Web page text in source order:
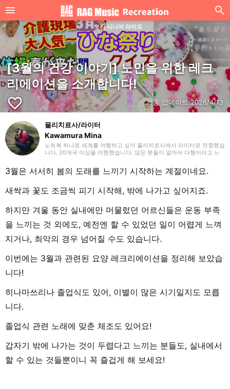
멋진 시니어 라이프
[3월의 건강 이야기] 노인을 위한 레크
리에이션을 소개합니다!
favorite_border 최종 업데이트:2026/4/13
물리치료사/라이터
Kawamura Mina
노트북 하나로 세계를 여행하고 싶어 물리치료사에서 라이터로 전향했습
니다. 20개국 이상을 여행했습니다. 많은 분들이 알아서 다행이라고 느
3월은 서서히 봄의 도래를 느끼기 시작하는 계절이네요.
새싹과 꽃도 조금씩 피기 시작해, 밖에 나가고 싶어지죠.
하지만 겨울 동안 실내에만 머물렀던 어르신들은 운동 부족
을 느끼는 것 외에도, 예전엔 할 수 있었던 일이 어렵게 느껴
지거나, 최악의 경우 넘어질 수도 있습니다.
이번에는 3월과 관련된 요양 레크리에이션을 정리해 보았습
니다!
히나마쓰리나 졸업식도 있어, 이별이 많은 시기일지도 모릅
니다.
졸업식 관련 노래에 맞춘 체조도 있어요!
갑자기 밖에 나가는 것이 두렵다고 느끼는 분들도, 실내에서
할 수 있는 것들뿐이니 꼭 즐겁게 해 보세요!